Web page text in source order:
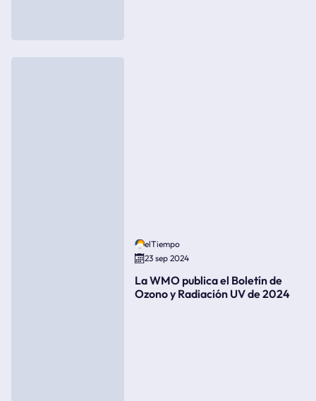
elTiempo
23 sep 2024
La WMO publica el Boletín de
Ozono y Radiación UV de 2024